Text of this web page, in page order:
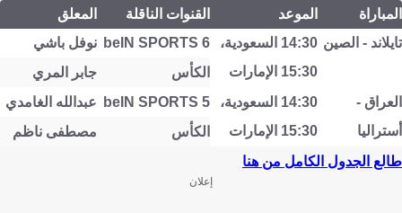
المباراة
الموعد القنوات الناقلة
المعلق
تايلاند - الصين
14:30 السعودية،
15:30 الإمارات
beIN SPORTS 6 نوفل باشي
الكأس
جابر المري
العراق -
أستراليا
14:30 السعودية،
15:30 الإمارات
beIN SPORTS 5
عبدالله الغامدي
الكأس
مصطفى ناظم
طالع الجدول الكامل من هنا
إعلان